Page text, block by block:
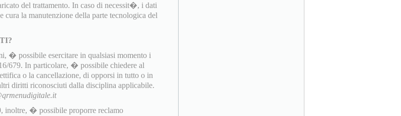
del trattamento. In caso di necessit�, i dati
cura la manutenzione della parte tecnologica del
� possibile esercitare in qualsiasi momento i
679. In particolare, � possibile chiedere al
o la cancellazione, di opporsi in tutto o in
diritti riconosciuti dalla disciplina applicabile.
inoltre, � possibile proporre reclamo